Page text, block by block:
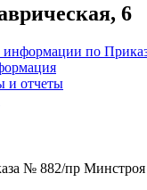
6
информации по
и отчеты
№ 882/пр